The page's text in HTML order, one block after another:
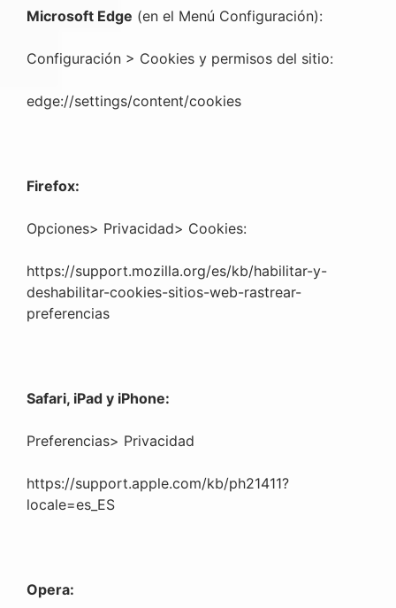
Microsoft Edge (en el Menú Configuración):
Configuración > Cookies y permisos del sitio:
edge://settings/content/cookies
Firefox:
Opciones> Privacidad> Cookies:
https://support.mozilla.org/es/kb/habilitar-y-
deshabilitar-cookies-sitios-web-rastrear-
preferencias
Safari, iPad y iPhone:
Preferencias> Privacidad
https://support.apple.com/kb/ph21411?
locale=es_ES
Opera: